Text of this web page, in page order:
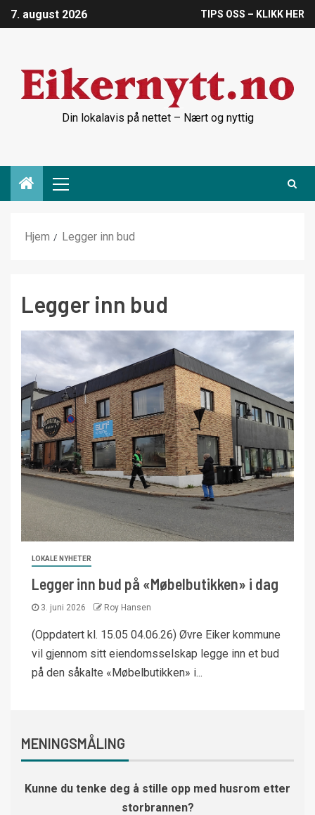
7. august 2026 TIPS OSS – KLIKK HER
Din lokalavis på nettet – Nært og nyttig
Hjem Legger inn bud
Legger inn bud
LOKALE NYHETER
Legger inn bud på «Møbelbutikken» i dag
3. juni 2026 Roy Hansen
(Oppdatert kl. 15.05 04.06.26) Øvre Eiker kommune
vil gjennom sitt eiendomsselskap legge inn et bud
på den såkalte «Møbelbutikken» i...
MENINGSMÅLING
Kunne du tenke deg å stille opp med husrom etter
storbrannen?